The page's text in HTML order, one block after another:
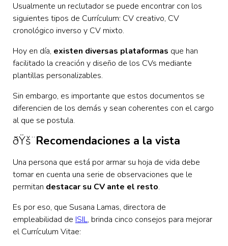
Usualmente un reclutador se puede encontrar con los
siguientes tipos de Currículum: CV creativo, CV
cronológico inverso y CV mixto.
Hoy en día, existen diversas plataformas que han
facilitado la creación y diseño de los CVs mediante
plantillas personalizables.
Sin embargo, es importante que estos documentos se
diferencien de los demás y sean coherentes con el cargo
al que se postula.
ðŸš¨Recomendaciones a la vista
Una persona que está por armar su hoja de vida debe
tomar en cuenta una serie de observaciones que le
permitan destacar su CV ante el resto.
Es por eso, que Susana Lamas, directora de
empleabilidad de ISIL, brinda cinco consejos para mejorar
el Currículum Vitae: